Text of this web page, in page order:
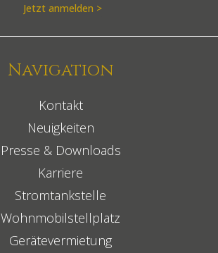
Jetzt anmelden >
Navigation
Kontakt
Neuigkeiten
Presse & Downloads
Karriere
Stromtankstelle
Wohnmobilstellplatz
Gerätevermietung